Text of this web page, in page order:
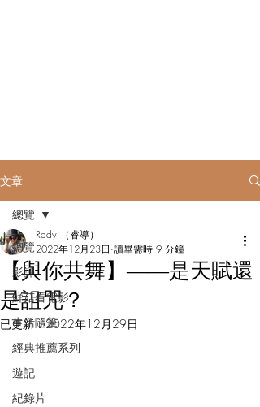
文章
總覽
影評
鮮菇看電影
生活隨筆
經典推薦系列
遊記
紀錄片
總覽
【與你共舞】――是天賦還
是詛咒？
Rady （睿導）
2022年12月23日 讀畢需時 9 分鐘
已更新：2022年12月29日